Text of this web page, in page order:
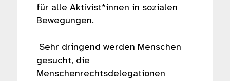
für alle Aktivist*innen in sozialen
Bewegungen.
Sehr dringend werden Menschen
gesucht, die
Menschenrechtsdelegationen